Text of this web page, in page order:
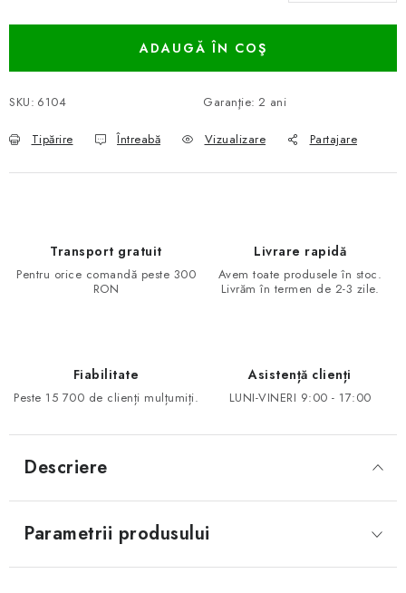
ADAUGĂ ÎN COŞ
SKU: 6104 Garanţie: 2 ani
Tipărire Întreabă Vizualizare Partajare
Transport gratuit
Pentru orice comandă peste 300
RON
Livrare rapidă
Avem toate produsele în stoc.
Livrăm în termen de 2-3 zile.
Fiabilitate
Peste 15 700 de clienți mulțumiți.
Asistență clienți
LUNI-VINERI 9:00 - 17:00
Descriere
Parametrii produsului